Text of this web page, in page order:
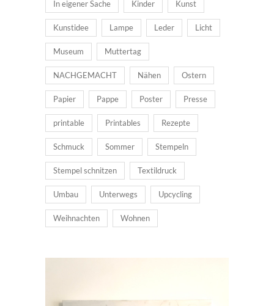
In eigener Sache Kinder Kunst
Kunstidee Lampe Leder Licht
Museum Muttertag
NACHGEMACHT Nähen Ostern
Papier Pappe Poster Presse
printable Printables Rezepte
Schmuck Sommer Stempeln
Stempel schnitzen Textildruck
Umbau Unterwegs Upcycling
Weihnachten Wohnen